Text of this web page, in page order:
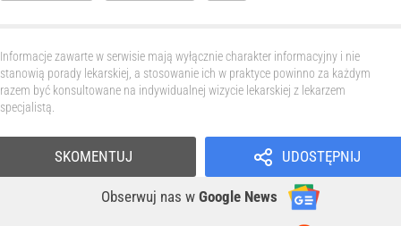
Informacje zawarte w serwisie mają wyłącznie charakter informacyjny i nie
stanowią porady lekarskiej, a stosowanie ich w praktyce powinno za każdym
razem być konsultowane na indywidualnej wizycie lekarskiej z lekarzem
specjalistą.
UDOSTĘPNIJ
Obserwuj nas w Google News
SKOMENTUJ